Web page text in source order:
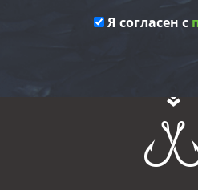
Я согласен с